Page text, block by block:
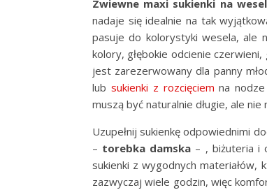
Zwiewne maxi sukienki na
nadaje się idealnie na tak
pasuje do kolorystyki wesela, ale
kolory, głębokie odcienie
jest zarezerwowany dla panny
lub sukienki z rozcięciem na
muszą być naturalnie długie, ale
Uzupełnij sukienkę odpowiednimi
– torebka damska – , biżuteria i
sukienki z wygodnych materiałów,
zazwyczaj wiele godzin, więc